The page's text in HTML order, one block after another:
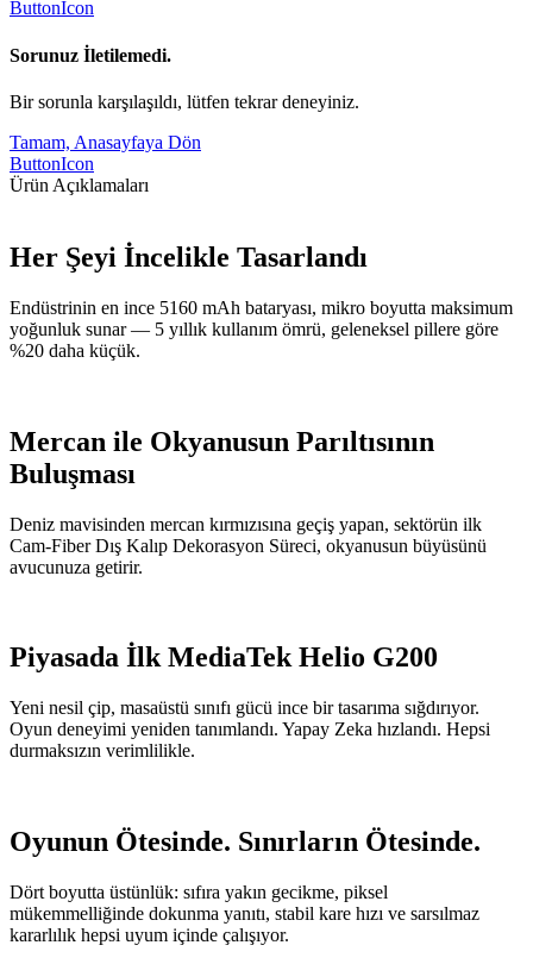
ButtonIcon
Sorunuz İletilemedi.
Bir sorunla karşılaşıldı, lütfen tekrar deneyiniz.
Tamam, Anasayfaya Dön
ButtonIcon
Ürün Açıklamaları
Her Şeyi İncelikle Tasarlandı
Endüstrinin en ince 5160 mAh bataryası, mikro boyutta maksimum
yoğunluk sunar — 5 yıllık kullanım ömrü, geleneksel pillere göre
%20 daha küçük.
Mercan ile Okyanusun Parıltısının
Buluşması
Deniz mavisinden mercan kırmızısına geçiş yapan, sektörün ilk
Cam-Fiber Dış Kalıp Dekorasyon Süreci, okyanusun büyüsünü
avucunuza getirir.
Piyasada İlk MediaTek Helio G200
Yeni nesil çip, masaüstü sınıfı gücü ince bir tasarıma sığdırıyor.
Oyun deneyimi yeniden tanımlandı. Yapay Zeka hızlandı. Hepsi
durmaksızın verimlilikle.
Oyunun Ötesinde. Sınırların Ötesinde.
Dört boyutta üstünlük: sıfıra yakın gecikme, piksel
mükemmelliğinde dokunma yanıtı, stabil kare hızı ve sarsılmaz
kararlılık hepsi uyum içinde çalışıyor.